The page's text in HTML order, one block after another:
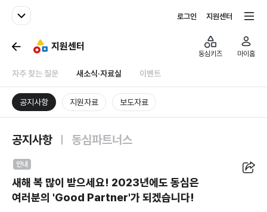
패밀리사이트
로그인 지원센터
지원센터
자주 찾는 질문 새소식·자료실 이벤트
동심키즈 마이홈
공지사항 지원자료 보도자료
공지사항 동심파트너스
안내
새해 복 많이 받으세요! 2023년에도 동심은
여러분의 'Good Partner'가 되겠습니다!